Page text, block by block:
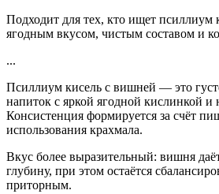
Подходит для тех, кто ищет
ягодным вкусом, чистым составом и
...
Псиллиум кисель с вишней — это
напиток с яркой ягодной кислинкой
Консистенция формируется за счёт
использования крахмала.
Вкус более выразительный: вишня
глубину, при этом остаётся
приторным.